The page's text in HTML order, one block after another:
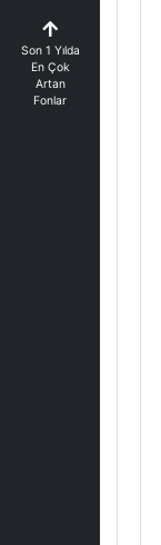
Son 1 Yılda
En Çok
Artan
Fonlar